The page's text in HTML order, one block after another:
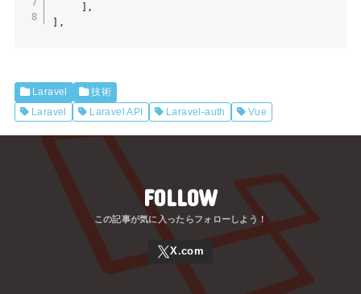
     ],
],
Laravel
技術
Laravel
Laravel API Laravel-auth Vue
FOLLOW